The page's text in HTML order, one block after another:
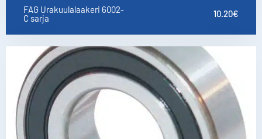
FAG Urakuulalaakeri 6002-
C sarja
10.20€